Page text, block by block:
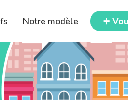
Notre modèle ➕